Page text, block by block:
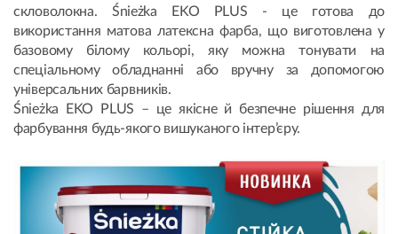
скловолокна. Śnieżka EKO PLUS - це готова до
використання матова латексна фарба, що виготовлена у
базовому білому кольорі, яку можна тонувати на
спеціальному обладнанні або вручну за допомогою
універсальних барвників.
Śnieżka EKO PLUS – це якісне й безпечне рішення для
фарбування будь-якого вишуканого інтер’єру.